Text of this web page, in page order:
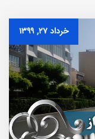
خرداد ۲۷, ۱۳۹۹